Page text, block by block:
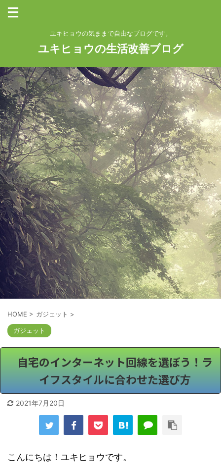
ユキヒョウの気ままで自由なブログです。
ユキヒョウの生活改善ブログ
HOME > ガジェット >
ガジェット
自宅のインターネット回線を選ぼう！ラ
イフスタイルに合わせた選び方
2021年7月20日
こんにちは！ユキヒョウです。